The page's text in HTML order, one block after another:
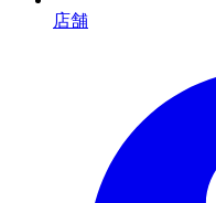
店舗